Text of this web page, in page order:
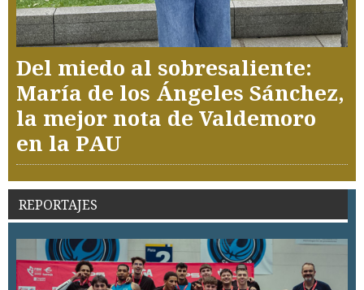
Del miedo al sobresaliente:
María de los Ángeles Sánchez,
la mejor nota de Valdemoro
en la PAU
REPORTAJES